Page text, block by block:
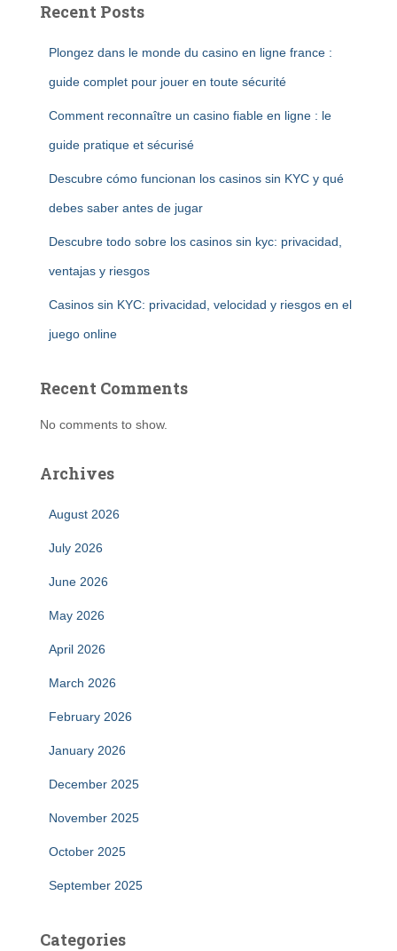
Recent Posts
Plongez dans le monde du casino en ligne france :
guide complet pour jouer en toute sécurité
Comment reconnaître un casino fiable en ligne : le
guide pratique et sécurisé
Descubre cómo funcionan los casinos sin KYC y qué
debes saber antes de jugar
Descubre todo sobre los casinos sin kyc: privacidad,
ventajas y riesgos
Casinos sin KYC: privacidad, velocidad y riesgos en el
juego online
Recent Comments
No comments to show.
Archives
August 2026
July 2026
June 2026
May 2026
April 2026
March 2026
February 2026
January 2026
December 2025
November 2025
October 2025
September 2025
Categories